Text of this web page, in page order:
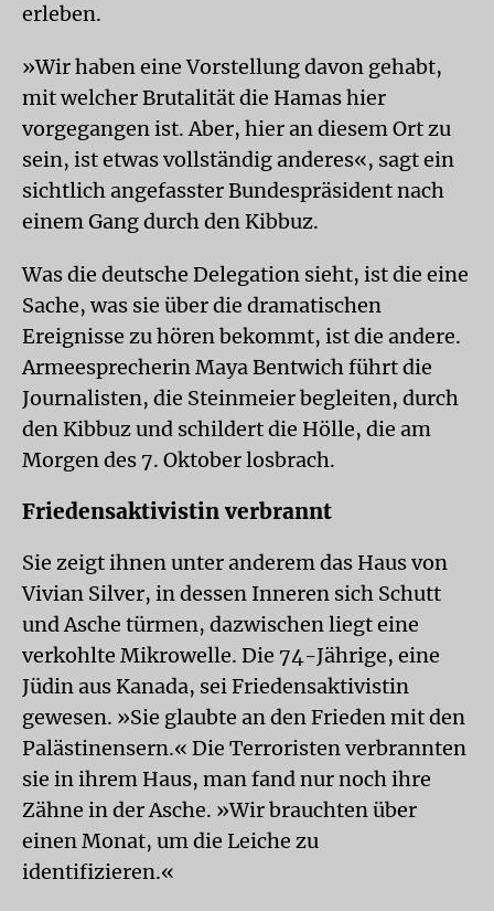
erleben.
»Wir haben eine Vorstellung davon gehabt,
mit welcher Brutalität die Hamas hier
vorgegangen ist. Aber, hier an diesem Ort zu
sein, ist etwas vollständig anderes«, sagt ein
sichtlich angefasster Bundespräsident nach
einem Gang durch den Kibbuz.
Was die deutsche Delegation sieht, ist die eine
Sache, was sie über die dramatischen
Ereignisse zu hören bekommt, ist die andere.
Armeesprecherin Maya Bentwich führt die
Journalisten, die Steinmeier begleiten, durch
den Kibbuz und schildert die Hölle, die am
Morgen des 7. Oktober losbrach.
Friedensaktivistin verbrannt
Sie zeigt ihnen unter anderem das Haus von
Vivian Silver, in dessen Inneren sich Schutt
und Asche türmen, dazwischen liegt eine
verkohlte Mikrowelle. Die 74-Jährige, eine
Jüdin aus Kanada, sei Friedensaktivistin
gewesen. »Sie glaubte an den Frieden mit den
Palästinensern.« Die Terroristen verbrannten
sie in ihrem Haus, man fand nur noch ihre
Zähne in der Asche. »Wir brauchten über
einen Monat, um die Leiche zu
identifizieren.«